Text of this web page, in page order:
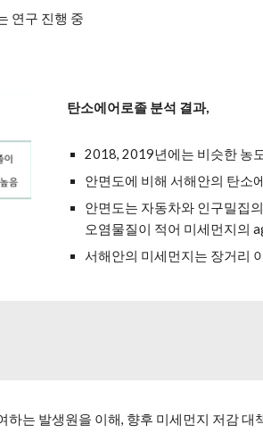
연구 진행 중
탄소에어로졸 분석 결과,
2018, 2019년에는 비슷한 농
안면도에 비해 서해안의 탄소
안면도는 자동차와 인구밀집
오염물질이 적어 미세먼지의
서해안의 미세먼지는 장거리
는 발생원을 이해, 향후 미세먼지 저감 대